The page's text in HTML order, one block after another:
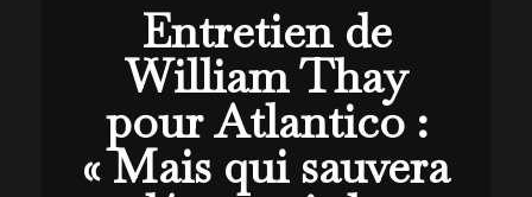
Entretien de
William Thay
pour Atlantico :
« Mais qui sauvera